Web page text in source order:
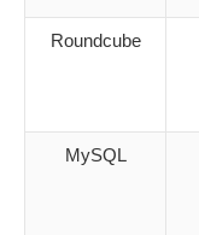
Roundcube
MySQL